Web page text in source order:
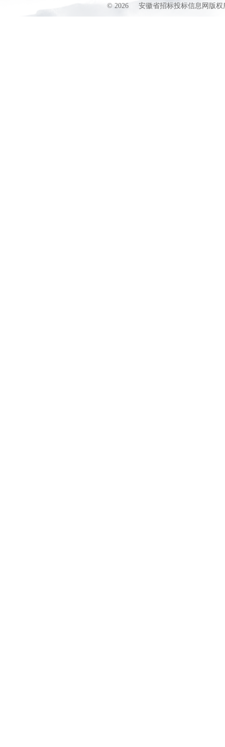
© 2026 安徽省招标投标信息网版